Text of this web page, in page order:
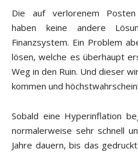
Die auf verlorenem
haben keine andere
Finanzsystem. Ein Problem
lösen, welche es überhaupt
Weg in den Ruin. Und dieser
kommen und
Sobald eine Hyperinflation
normalerweise sehr schnell
Jahre dauern, bis das